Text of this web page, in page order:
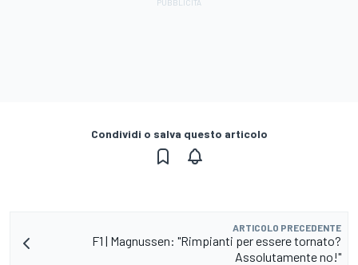
Condividi o salva questo articolo
ARTICOLO PRECEDENTE
F1 | Magnussen: "Rimpianti per essere tornato?
Assolutamente no!"